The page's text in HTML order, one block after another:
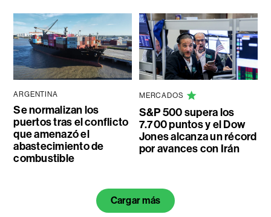
ARGENTINA
Se normalizan los
puertos tras el conflicto
que amenazó el
abastecimiento de
combustible
MERCADOS
S&P 500 supera los
7.700 puntos y el Dow
Jones alcanza un récord
por avances con Irán
Cargar más